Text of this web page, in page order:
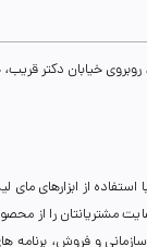
دکتر قریب، جنب بانک رفاه، پلاک 134،
از ابزارهای
مشتریانتان را از
و فروش، برنامه